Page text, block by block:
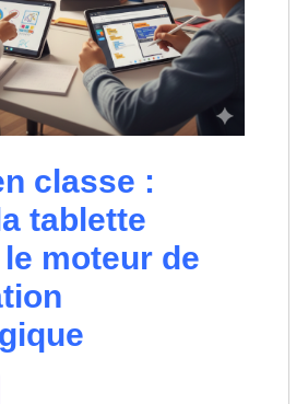
classe :
tablette
moteur de